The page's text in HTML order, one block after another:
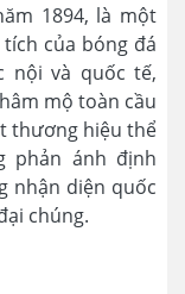
1894, là một
của bóng đá
nội và quốc tế,
mộ toàn cầu
thương hiệu thể
phản ánh định
nhận diện quốc
chúng.